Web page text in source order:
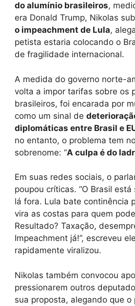
do alumínio brasileiros,
era Donald Trump, Nikolas
o impeachment de Lula,
petista estaria colocando o
de fragilidade internacional.
A medida do governo norte-
volta a impor tarifas sobre os
brasileiros, foi encarada por
como um sinal de
diplomáticas entre Brasil e
no entanto, o problema tem
sobrenome: “A culpa é do
Em suas redes sociais, o
poupou críticas. “O Brasil
lá fora. Lula bate continência
vira as costas para quem
Resultado? Taxação,
Impeachment já!”, escreveu
rapidamente viralizou.
Nikolas também convocou
pressionarem outros
sua proposta, alegando que o